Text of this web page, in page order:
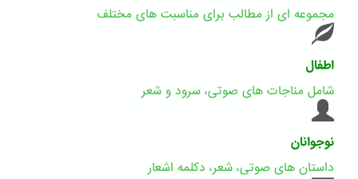
مجموعه ای از مطالب برای مناسبت های مختلف
اطفال
شامل مناجات های صوتی، سرود و شعر
نوجوانان
داستان های صوتی، شعر، دکلمه اشعار